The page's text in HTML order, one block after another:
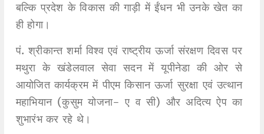
बल्कि प्रदेश के विकास की गाड़ी में ईंधन भी उनके खेत का
ही होगा।
पं. श्रीकान्त शर्मा विश्व एवं राष्ट्रीय ऊर्जा संरक्षण दिवस पर
मथुरा के खंडेलवाल सेवा सदन में यूपीनेडा की ओर से
आयोजित कार्यक्रम में पीएम किसान ऊर्जा सुरक्षा एवं उत्थान
महाभियान (कुसुम योजना- ए व सी) और अदित्य ऐप का
शुभारंभ कर रहे थे।